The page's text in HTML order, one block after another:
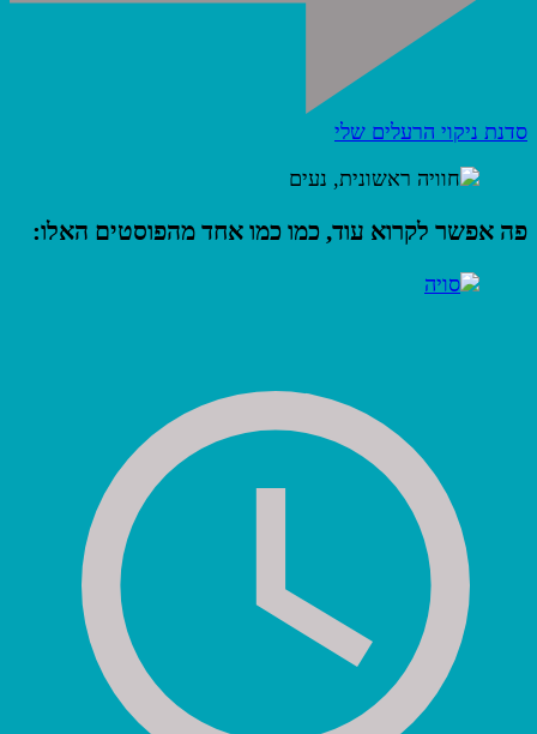
סדנת ניקוי הרעלים שלי
פה אפשר לקרוא עוד, כמו כמו אחד מהפוסטים האלו: